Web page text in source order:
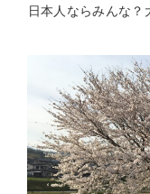
日本人ならみんな